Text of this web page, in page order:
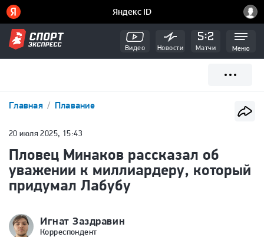
Видео Новости Матчи Меню
Главная Плавание
20 июля 2025, 15:43
Пловец Минаков рассказал об
уважении к миллиардеру, который
придумал Лабубу
Игнат Заздравин
Корреспондент